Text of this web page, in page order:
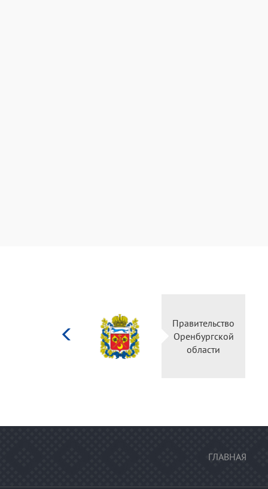
культуры
Российской
Правительство
Оренбургской
области
ГЛАВНАЯ